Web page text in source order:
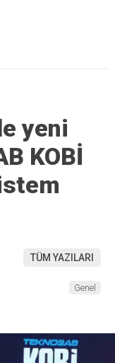
yeni
KOBİ
TÜM YAZILARI
Genel